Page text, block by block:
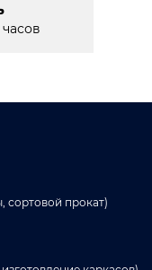
сортовой прокат)